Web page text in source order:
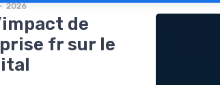
2026
de
fr sur le